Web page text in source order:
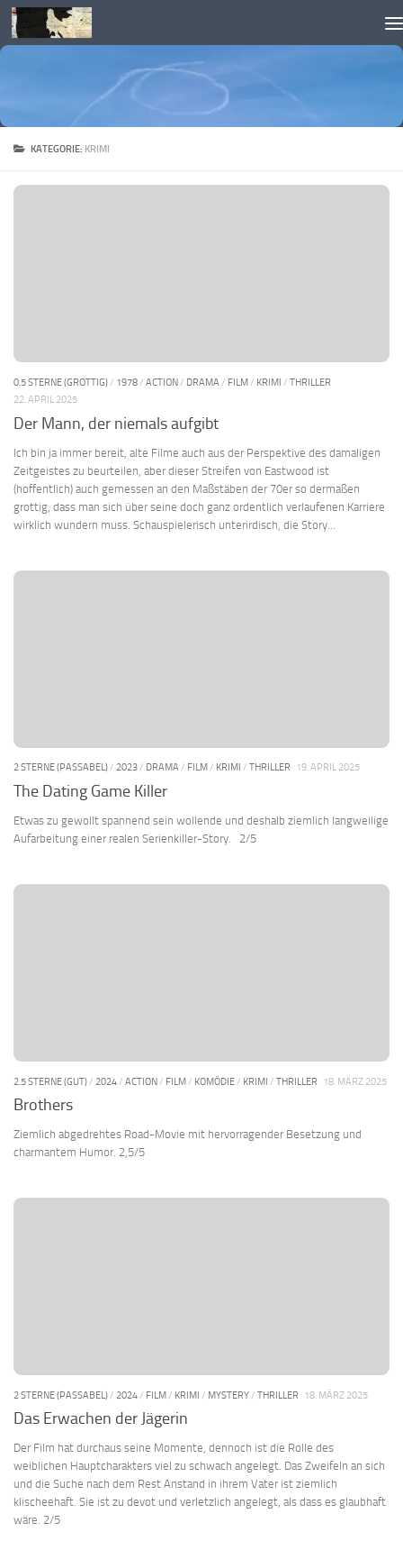
Skip to content
KATEGORIE: KRIMI
0.5 STERNE (GROTTIG)/ 1978/ ACTION/ DRAMA / FILM/ KRIMI / THRILLER
22. APRIL 2025
Der Mann, der niemals aufgibt
Ich bin ja immer bereit, alte Filme auch aus der Perspektive des damaligen
Zeitgeistes zu beurteilen, aber dieser Streifen von Eastwood ist
(hoffentlich) auch gemessen an den Maßstäben der 70er so dermaßen
grottig, dass man sich über seine doch ganz ordentlich verlaufenen Karriere
wirklich wundern muss. Schauspielerisch unterirdisch, die Story...
2 STERNE (PASSABEL)/ 2023/ DRAMA / FILM/ KRIMI / THRILLER 19. APRIL 2025
The Dating Game Killer
Etwas zu gewollt spannend sein wollende und deshalb ziemlich langweilige
Aufarbeitung einer realen Serienkiller-Story. 2/5
2.5 STERNE (GUT) / 2024 / ACTION / FILM / KOMÖDIE / KRIMI / THRILLER 18. MÄRZ 2025
Brothers
Ziemlich abgedrehtes Road-Movie mit hervorragender Besetzung und
charmantem Humor. 2,5/5
2 STERNE (PASSABEL)/ 2024/ FILM/ KRIMI / MYSTERY/ THRILLER 18. MÄRZ 2025
Das Erwachen der Jägerin
Der Film hat durchaus seine Momente, dennoch ist die Rolle des
weiblichen Hauptcharakters viel zu schwach angelegt. Das Zweifeln an sich
und die Suche nach dem Rest Anstand in ihrem Vater ist ziemlich
klischeehaft. Sie ist zu devot und verletzlich angelegt, als dass es glaubhaft
wäre. 2/5